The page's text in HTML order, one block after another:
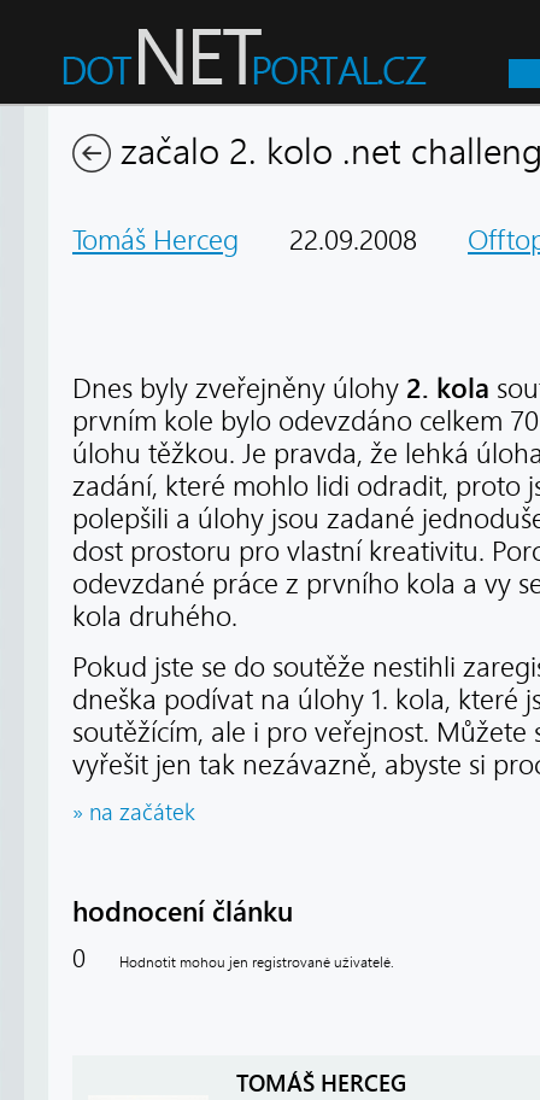
začalo 2. kolo .net
Tomáš Herceg 22.09.2008
Dnes byly zveřejněny úlohy 2. kola
prvním kole bylo odevzdáno celkem
úlohu těžkou. Je pravda, že lehká
zadání, které mohlo lidi odradit, proto
polepšili a úlohy jsou zadané
dost prostoru pro vlastní kreativitu.
odevzdané práce z prvního kola a vy
kola druhého.
Pokud jste se do soutěže nestihli
dneška podívat na úlohy 1. kola, které
soutěžícím, ale i pro veřejnost. Můžete
vyřešit jen tak nezávazně, abyste si
» na začátek
hodnocení článku
0 Hodnotit mohou jen registrované uživatelé.
TOMÁŠ HERCEG